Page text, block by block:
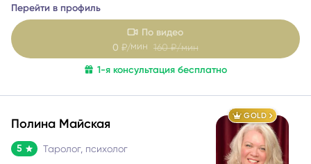
осуждённой. Я мягко и бережно проведу вас через
сложные эмоции, помогу увидеть перспективу и найти
решение, которое принесёт облегчение.
удивила.
Перейти в профиль
По видео
0 ₽/мин160 ₽/мин
GOLD
Полина Майская